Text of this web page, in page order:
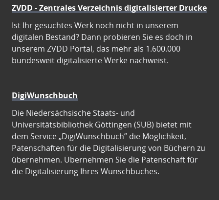
ZVDD - Zentrales Verzeichnis digitalisierter Drucke
Ist Ihr gesuchtes Werk noch nicht in unserem
digitalen Bestand? Dann probieren Sie es doch in
unserem ZVDD Portal, das mehr als 1.600.000
bundesweit digitalisierte Werke nachweist.
DigiWunschbuch
Die Niedersächsische Staats- und
Universitätsbibliothek Göttingen (SUB) bietet mit
dem Service „DigiWunschbuch” die Möglichkeit,
Patenschaften für die Digitalisierung von Büchern zu
übernehmen. Übernehmen Sie die Patenschaft für
die Digitalisierung Ihres Wunschbuches.